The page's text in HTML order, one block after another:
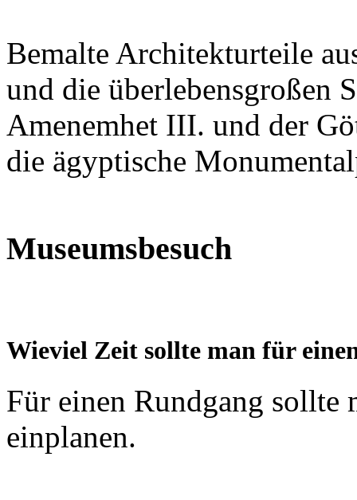
Bemalte Architekturteile
und die überlebensgroßen
Amenemhet III. und der
die ägyptische
Museumsbesuch
Wieviel Zeit sollte man für
Für einen Rundgang sollte
einplanen.